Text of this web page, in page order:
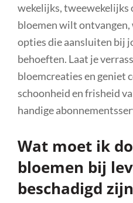
wekelijks, tweewekelijks
bloemen wilt
opties die aansluiten bij
behoeften. Laat je
bloemcreaties en geniet
schoonheid en frisheid
handige
Wat moet ik
bloemen bij
beschadigd